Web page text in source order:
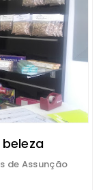
de Assunção